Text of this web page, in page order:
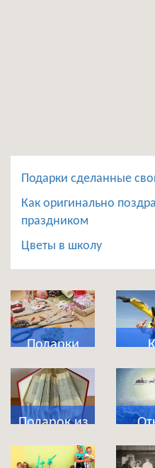
Подарки сделанные
Как оригинально
праздником
Цветы в школу
Подарки
сделанные
своими
руками
Подарок из
магазина
приколов